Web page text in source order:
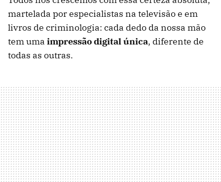
martelada por especialistas na televisão e em
livros de criminologia: cada dedo da nossa mão
tem uma impressão digital única, diferente de
todas as outras.